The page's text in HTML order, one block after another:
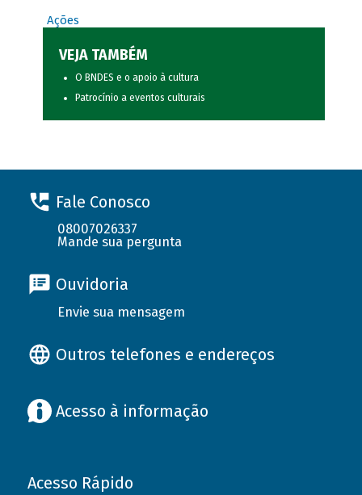
Ações
VEJA TAMBÉM
O BNDES e o apoio à cultura
Patrocínio a eventos culturais
Fale Conosco
08007026337
Mande sua pergunta
Ouvidoria
Envie sua mensagem
Outros telefones e endereços
Acesso à informação
Acesso Rápido